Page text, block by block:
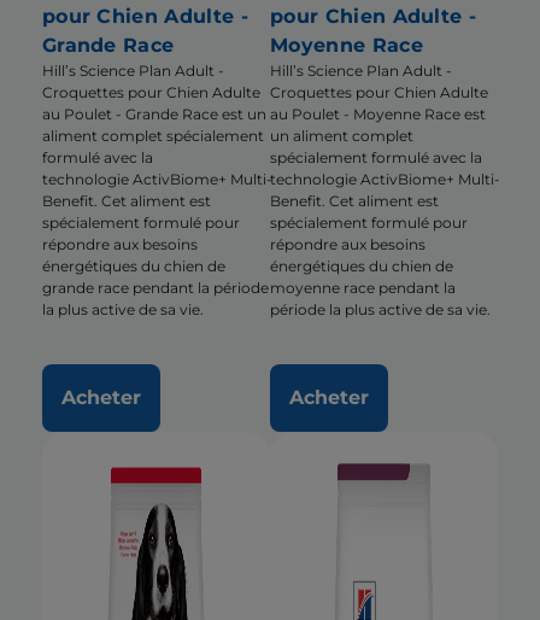
pour Chien Adulte -
Grande Race
Hill’s Science Plan Adult -
Croquettes pour Chien Adulte
au Poulet - Grande Race est un
aliment complet spécialement
formulé avec la
technologie ActivBiome+ Multi-
Benefit. Cet aliment est
spécialement formulé pour
répondre aux besoins
énergétiques du chien de
grande race pendant la période
la plus active de sa vie.
Acheter
pour Chien Adulte -
Moyenne Race
Hill’s Science Plan Adult -
Croquettes pour Chien Adulte
au Poulet - Moyenne Race est
un aliment complet
spécialement formulé avec la
technologie ActivBiome+ Multi-
Benefit. Cet aliment est
spécialement formulé pour
répondre aux besoins
énergétiques du chien de
moyenne race pendant la
période la plus active de sa vie.
Acheter